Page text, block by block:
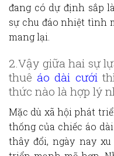
đang có dự định sắp
sự chu đáo nhiệt tình
mang lại.
2.Vậy giữa hai sự
thuê áo dài cưới
thức nào là hợp lý
Mặc dù xã hội phát
thống của chiếc áo
thây đổi, ngày nay